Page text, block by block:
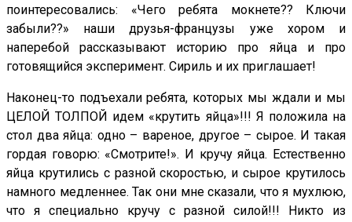
поинтересовались: «Чего ребята мокнете?? Ключи
забыли??» наши друзья-французы уже хором и
наперебой рассказывают историю про яйца и про
готовящийся эксперимент. Сириль и их приглашает!
Наконец-то подъехали ребята, которых мы ждали и мы
ЦЕЛОЙ ТОЛПОЙ идем «крутить яйца»!!! Я положила на
стол два яйца: одно – вареное, другое – сырое. И такая
гордая говорю: «Смотрите!». И кручу яйца. Естественно
яйца крутились с разной скоростью, и сырое крутилось
намного медленнее. Так они мне сказали, что я мухлюю,
что я специально кручу с разной силой!!! Никто из